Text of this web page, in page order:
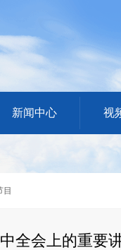
新闻中心 视
目
全会上的重要